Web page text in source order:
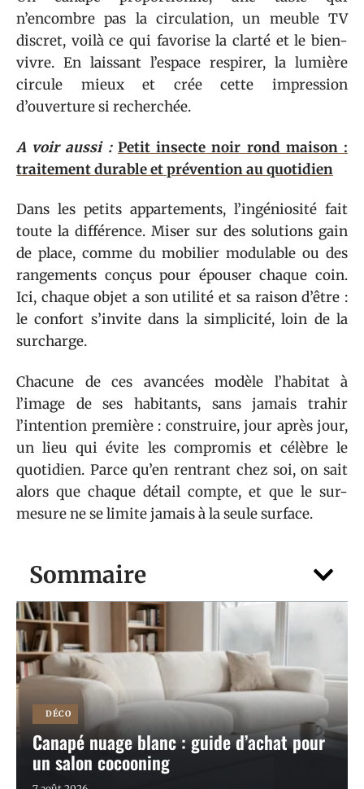
Sommaire
DÉCO
Canapé nuage blanc : guide d’achat pour
un salon cocooning
n’encombre pas la circulation, un meuble TV
discret, voilà ce qui favorise la clarté et le bien-
vivre. En laissant l’espace respirer, la lumière
circule mieux et crée cette impression
d’ouverture si recherchée.
A voir aussi : Petit insecte noir rond maison :
traitement durable et prévention au quotidien
Dans les petits appartements, l’ingéniosité fait
toute la différence. Miser sur des solutions gain
de place, comme du mobilier modulable ou des
rangements conçus pour épouser chaque coin.
Ici, chaque objet a son utilité et sa raison d’être :
le confort s’invite dans la simplicité, loin de la
surcharge.
Chacune de ces avancées modèle l’habitat à
l’image de ses habitants, sans jamais trahir
l’intention première : construire, jour après jour,
un lieu qui évite les compromis et célèbre le
quotidien. Parce qu’en rentrant chez soi, on sait
alors que chaque détail compte, et que le sur-
mesure ne se limite jamais à la seule surface.